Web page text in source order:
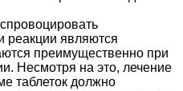
реакции являются
преимущественно при
Несмотря на это, лечение
таблеток должно